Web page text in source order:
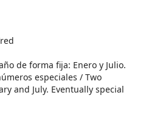
de forma fija: Enero y Julio.
especiales / Two
and July. Eventually special